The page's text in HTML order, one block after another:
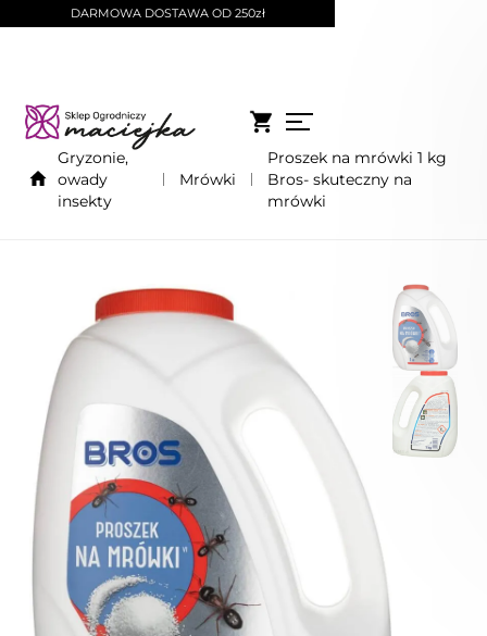
DARMOWA DOSTAWA OD 250zł
Gryzonie,
owady
insekty
Mrówki
Proszek na mrówki 1 kg
Bros- skuteczny na
mrówki